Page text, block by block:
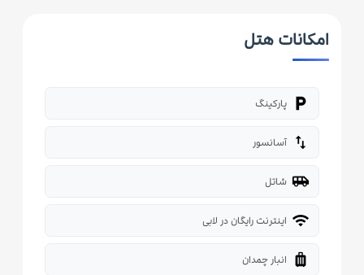
امکانات هتل
local_parking پارکینگ
import_export آسانسور
airport_shuttle شاتل
wifi اینترنت رایگان در لابی
luggage انبار چمدان